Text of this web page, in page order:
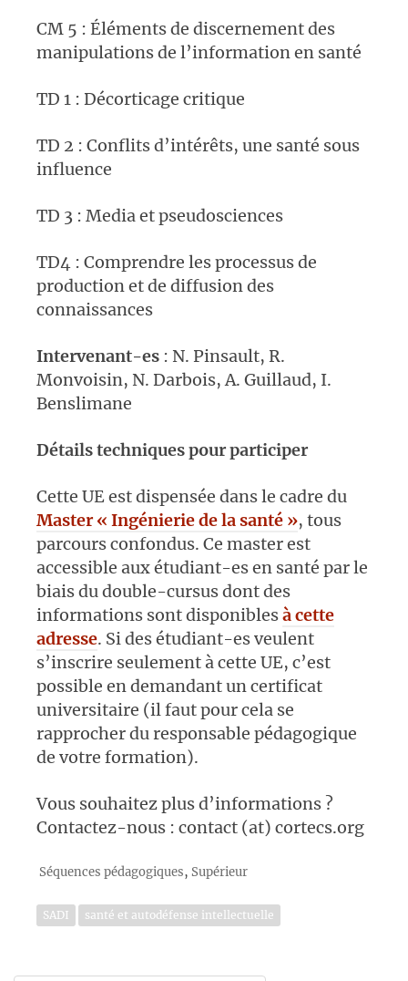
CM 5 : Éléments de discernement des
manipulations de l’information en santé
TD 1 : Décorticage critique
TD 2 : Conflits d’intérêts, une santé sous
influence
TD 3 : Media et pseudosciences
TD4 : Comprendre les processus de
production et de diffusion des
connaissances
Intervenant-es : N. Pinsault, R.
Monvoisin, N. Darbois, A. Guillaud, I.
Benslimane
Détails techniques pour participer
Cette UE est dispensée dans le cadre du
Master « Ingénierie de la santé », tous
parcours confondus. Ce master est
accessible aux étudiant-es en santé par le
biais du double-cursus dont des
informations sont disponiblesà cette
adresse. Si des étudiant-es veulent
s’inscrire seulement à cette UE, c’est
possible en demandant un certificat
universitaire (il faut pour cela se
rapprocher du responsable pédagogique
de votre formation).
Vous souhaitez plus d’informations ?
Contactez-nous : contact (at) cortecs.org
Séquences pédagogiques, Supérieur
SADI santé et autodéfense intellectuelle